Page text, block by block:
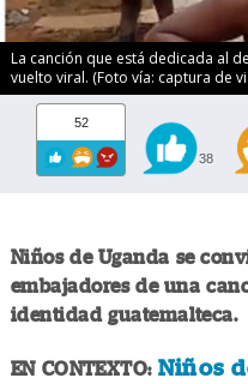
La canción que está dedicada al
vuelto viral. (Foto vía: captura de
52
38
Niños de Uganda se
embajadores de una
identidad guatemalteca.
EN CONTEXTO: Niños